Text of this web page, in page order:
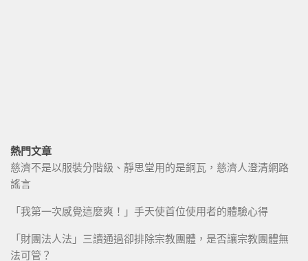
熱門文章
慈濟不是以服裝分階級、靜思堂用的是銅瓦，慈濟人澄清網路
謠言
「我第一次感覺這麼爽！」手天使首位使用者的體驗心得
「財團法人法」三讀通過卻排除宗教團體，是否讓宗教團體無
法可管？